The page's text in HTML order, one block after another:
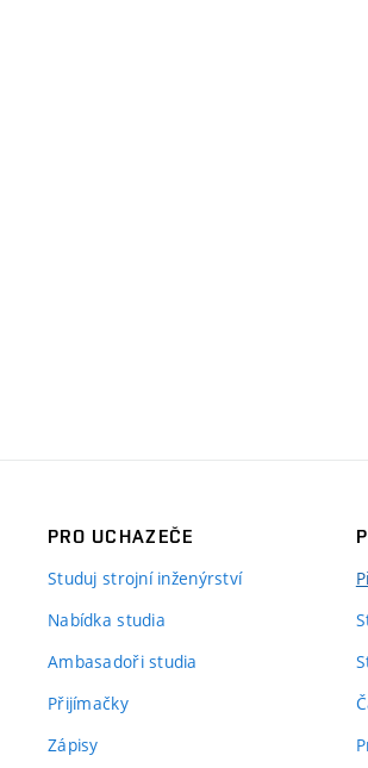
PRO UCHAZEČE
Studuj strojní inženýrství
Nabídka studia
Ambasadoři studia
Přijímačky
Zápisy